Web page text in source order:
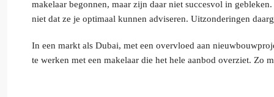
makelaar begonnen, maar zijn daar niet succesvol in
niet dat ze je optimaal kunnen adviseren. Uitzonderingen
In een markt als Dubai, met een overvloed aan
te werken met een makelaar die het hele aanbod overziet. Zo